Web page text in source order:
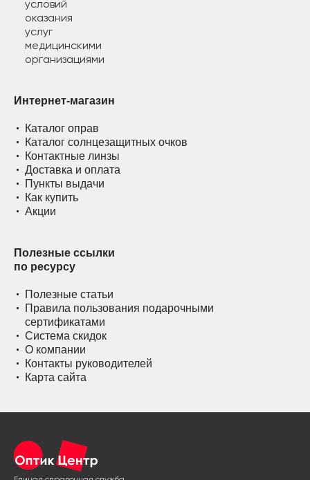
Интернет-магазин
Каталог оправ
Каталог солнцезащитных очков
Контактные линзы
Доставка и оплата
Пункты выдачи
Как купить
Акции
Полезные ссылки
по ресурсу
Полезные статьи
Правила пользования подарочными
сертификатами
Система скидок
О компании
Контакты руководителей
Карта сайта